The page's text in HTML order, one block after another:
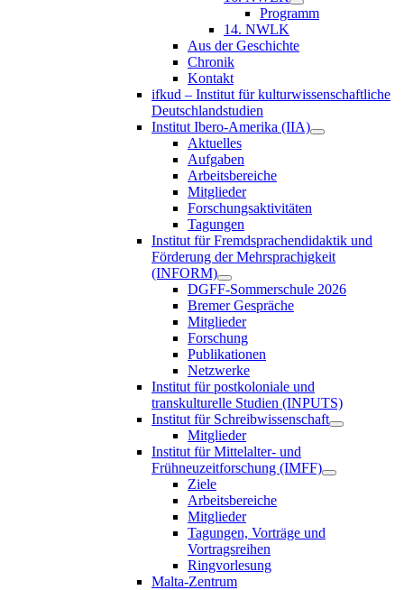
Programm
14. NWLK
Aus der Geschichte
Chronik
Kontakt
ifkud – Institut für kulturwissenschaftliche
Deutschlandstudien
Institut Ibero-Amerika (IIA)
Aktuelles
Aufgaben
Arbeitsbereiche
Mitglieder
Forschungsaktivitäten
Tagungen
Institut für Fremdsprachendidaktik und
Förderung der Mehrsprachigkeit
(INFORM)
DGFF-Sommerschule 2026
Bremer Gespräche
Mitglieder
Forschung
Publikationen
Netzwerke
Institut für postkoloniale und
transkulturelle Studien (INPUTS)
Institut für Schreibwissenschaft
Mitglieder
Institut für Mittelalter- und
Frühneuzeitforschung (IMFF)
Ziele
Arbeitsbereiche
Mitglieder
Tagungen, Vorträge und
Vortragsreihen
Ringvorlesung
Malta-Zentrum